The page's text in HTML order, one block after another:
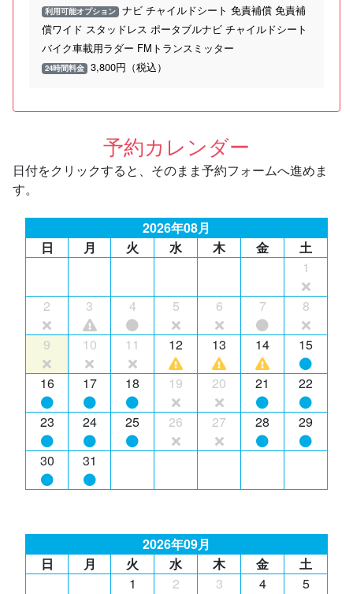
利用可能オプション ナビ チャイルドシート 免責補償 免責補
償ワイド スタッドレス ポータブルナビ チャイルドシート
バイク車載用ラダー FMトランスミッター
24時間料金 3,800円（税込）
予約カレンダー
日付をクリックすると、そのまま予約フォームへ進めま
す。
2026年08月
日
月 火 水 木 金
土
1
2 3 4 5 6 7 8
9 10 11 12 13 14 15
16 17 18 19 20 21 22
23 24 25 26 27 28 29
30 31
2026年09月
日
月 火 水 木 金
土
1
2 3 4 5